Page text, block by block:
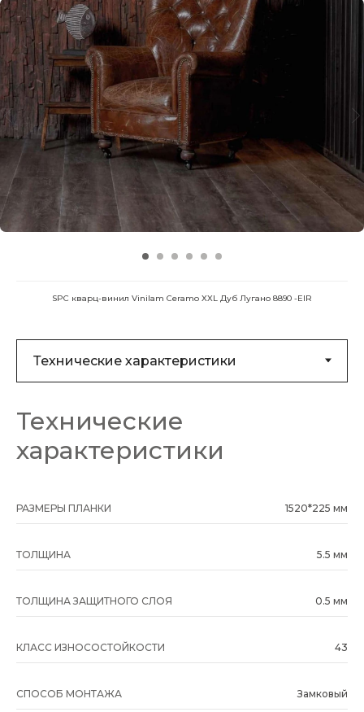
SPC кварц-винил Vinilam Ceramo XXL Дуб Лугано 8890 -EIR
Технические
характеристики
РАЗМЕРЫ ПЛАНКИ 1520*225 мм
ТОЛЩИНА 5.5 мм
ТОЛЩИНА ЗАЩИТНОГО СЛОЯ 0.5 мм
КЛАСС ИЗНОСОСТОЙКОСТИ 43
СПОСОБ МОНТАЖА Замковый